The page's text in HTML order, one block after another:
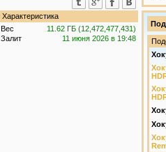
Характеристика
Вес
11.62 ГБ (12,472,477,431)
Залит
11 июня 2026 в 19:48